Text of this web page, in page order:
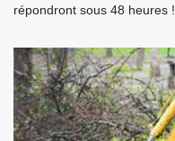
répondront sous 48 heures !